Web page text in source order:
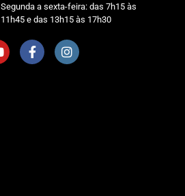
Segunda a sexta-feira: das 7h15 às
11h45 e das 13h15 às 17h30